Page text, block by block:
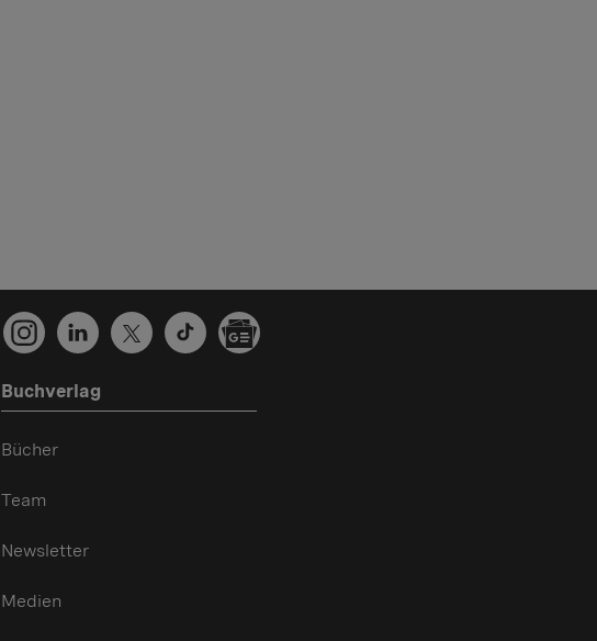
Buchverlag
Bücher
Team
Newsletter
Medien